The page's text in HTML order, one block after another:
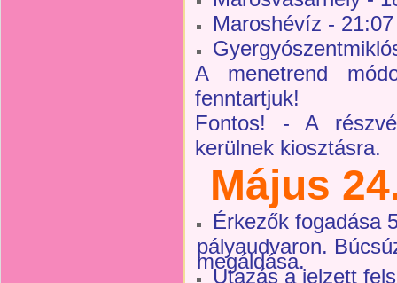
Maroshévíz - 21:07
A menetrend
fenntartjuk!
Fontos! - A
kerülnek kiosztásra.
Május
Érkezők fogadása
pályaudvaron.
megáldása.
Utazás a jelzett